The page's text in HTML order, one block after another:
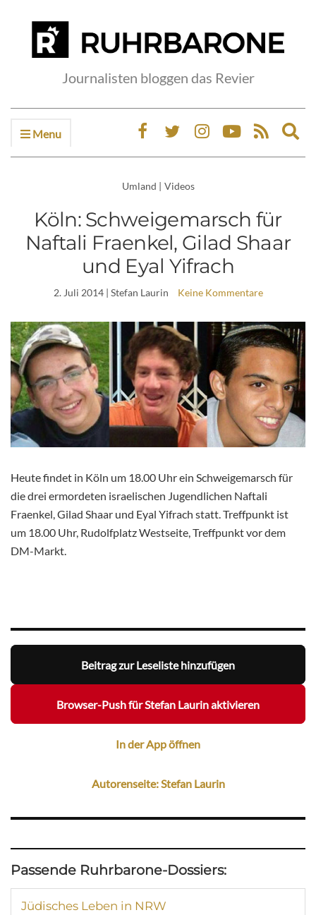
Journalisten bloggen das Revier
Menu
Umland | Videos
Köln: Schweigemarsch für
Naftali Fraenkel, Gilad Shaar
und Eyal Yifrach
2. Juli 2014| Stefan Laurin Keine Kommentare
Heute findet in Köln um 18.00 Uhr ein Schweigemarsch für
die drei ermordeten israelischen Jugendlichen Naftali
Fraenkel, Gilad Shaar und Eyal Yifrach statt. Treffpunkt ist
um 18.00 Uhr, Rudolfplatz Westseite, Treffpunkt vor dem
DM-Markt.
Beitrag zur Leseliste hinzufügen
Browser-Push für Stefan Laurin aktivieren
In der App öffnen
Autorenseite: Stefan Laurin
Passende Ruhrbarone-Dossiers:
Jüdisches Leben in NRW